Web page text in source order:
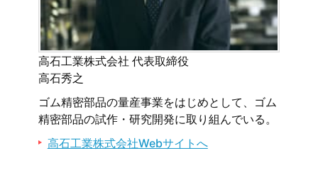
高石工業株式会社 代表取締役
高石秀之
ゴム精密部品の量産事業をはじめとして、ゴム
精密部品の試作・研究開発に取り組んでいる。
高石工業株式会社Webサイトへ